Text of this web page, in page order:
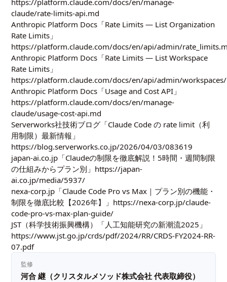
https://platform.claude.com/docs/en/manage-
claude/rate-limits-api.md
Anthropic Platform Docs「Rate Limits — List Organization
Rate Limits」
https://platform.claude.com/docs/en/api/admin/
Anthropic Platform Docs「Rate Limits — List Workspace
Rate Limits」
https://platform.claude.com/docs/en/api/admin/
Anthropic Platform Docs「Usage and Cost API」
https://platform.claude.com/docs/en/manage-
claude/usage-cost-api.md
Serverworks社技術ブログ「Claude Code の rate limit（利
用制限）最新情報」
https://blog.serverworks.co.jp/2026/04/03/083619
japan-ai.co.jp「Claudeの制限を徹底解説！5時間・週間制限
の仕組みからプラン別」https://japan-
ai.co.jp/media/5937/
nexa-corp.jp「Claude Code Pro vs Max｜プラン別の機能・
制限を徹底比較【2026年】」https://nexa-corp.jp/claude-
code-pro-vs-max-plan-guide/
JST（科学技術振興機構）「人工知能研究の新潮流2025」
https://www.jst.go.jp/crds/pdf/2024/RR/CRDS-FY2024-RR-
07.pdf
監修
河合 継（クリスタルメソッド株式会社 代表取締役）